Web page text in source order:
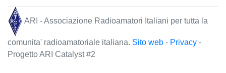
ARI - Associazione Radioamatori Italiani per tutta la
comunita' radioamatoriale italiana. Sito web - Privacy -
Progetto ARI Catalyst #2